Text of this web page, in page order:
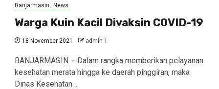
Banjarmasin News
Warga Kuin Kacil Divaksin COVID-19
18 November 2021 admin 1
BANJARMASIN – Dalam rangka memberikan pelayanan
kesehatan merata hingga ke daerah pinggiran, maka
Dinas Kesehatan…